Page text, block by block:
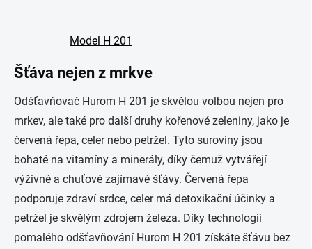
Model H 201
Šťáva nejen z mrkve
Odšťavňovač Hurom H 201 je skvělou volbou nejen pro
mrkev, ale také pro další druhy kořenové zeleniny, jako je
červená řepa, celer nebo petržel. Tyto suroviny jsou
bohaté na vitamíny a minerály, díky čemuž vytvářejí
výživné a chuťově zajímavé šťávy. Červená řepa
podporuje zdraví srdce, celer má detoxikační účinky a
petržel je skvělým zdrojem železa. Díky technologii
pomalého odšťavňování Hurom H 201 získáte šťávu bez